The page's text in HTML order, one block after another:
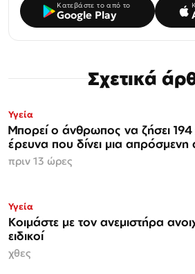
Κατεβάστε το από το
Google Play
Σχετικά
Υγεία
Μπορεί ο άνθρωπος να ζήσει
έρευνα που δίνει μια απρόσμενη
πριν 13 ώρες
Υγεία
Κοιμάστε με τον ανεμιστήρα
ειδικοί
χθες